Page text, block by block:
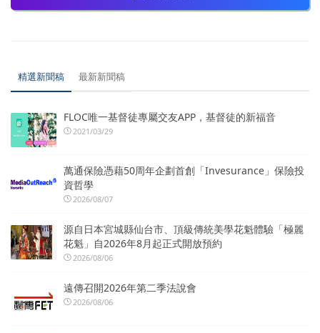
精選新聞稿 最新新聞稿
FLOC唯一基督徒專屬交友APP，基督徒的新福音
2021/03/29
萬通保險憑藉50周年企劃首創「Invesurance」保險投
資哲學
2026/08/07
源自日本宮城縣仙台市、頂級傳統美學花魁體驗「極麗
花魁」自2026年8月起正式開放預約
2026/08/06
遠傳召開2026年第二季法說會
2026/08/06